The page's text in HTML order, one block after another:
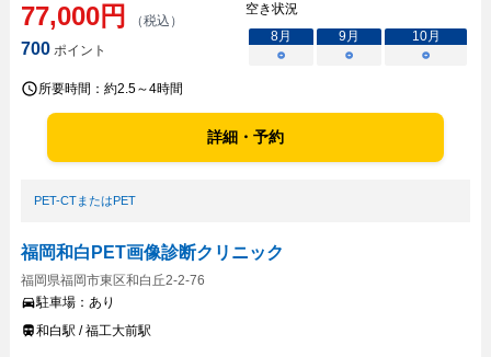
77,000円 （税込）
700ポイント
空き状況
8月 9月 10月
○
○ ○
所要時間： 約2.5～4時間
詳細・予約
PET-CTまたはPET
福岡和白PET画像診断クリニック
福岡県福岡市東区和白丘2-2-76
駐車場： あり
和白駅 / 福工大前駅